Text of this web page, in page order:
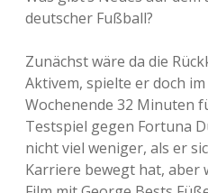
deutscher Fußball?
Zunächst wäre da die
Aktivem, spielte er doch
Wochenende 32 Minuten
Testspiel gegen Fortuna
nicht viel weniger, als er
Karriere bewegt hat, aber